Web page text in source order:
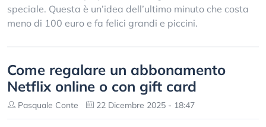
speciale. Questa è un’idea dell’ultimo minuto che costa
meno di 100 euro e fa felici grandi e piccini.
Come regalare un abbonamento
Netflix online o con gift card
Pasquale Conte 22 Dicembre 2025 - 18:47